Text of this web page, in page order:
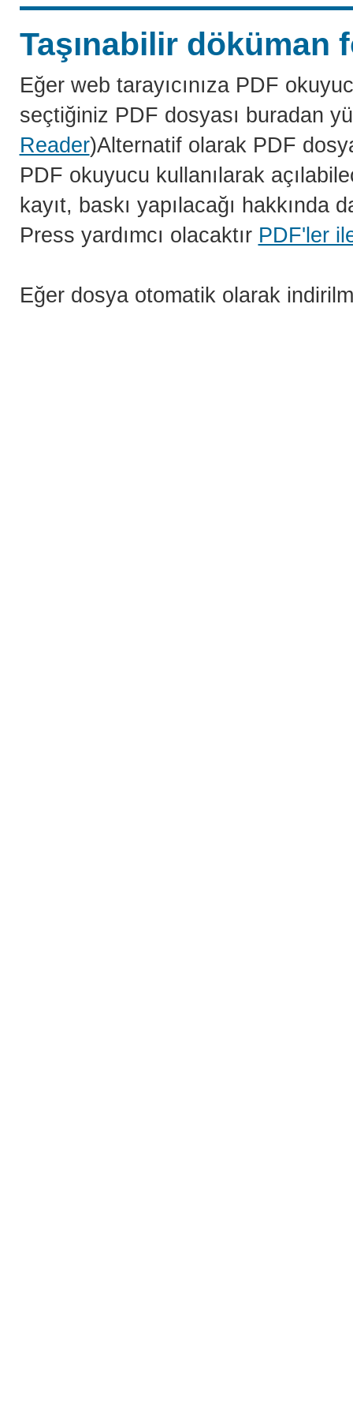
Taşınabilir döküman
Eğer web tarayıcınıza PDF
seçtiğiniz PDF dosyası buradan
Reader)Alternatif olarak PDF
PDF okuyucu kullanılarak
kayıt, baskı yapılacağı
Press yardımcı olacaktır PDF'ler
Eğer dosya otomatik olarak